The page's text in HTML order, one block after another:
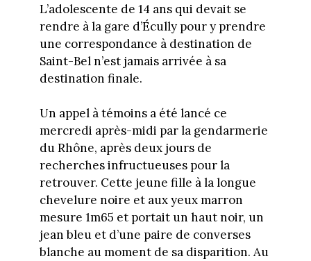
L’adolescente de 14 ans qui devait se
rendre à la gare d’Écully pour y prendre
une correspondance à destination de
Saint-Bel n’est jamais arrivée à sa
destination finale.
Un appel à témoins a été lancé ce
mercredi après-midi par la gendarmerie
du Rhône, après deux jours de
recherches infructueuses pour la
retrouver. Cette jeune fille à la longue
chevelure noire et aux yeux marron
mesure 1m65 et portait un haut noir, un
jean bleu et d’une paire de converses
blanche au moment de sa disparition. Au